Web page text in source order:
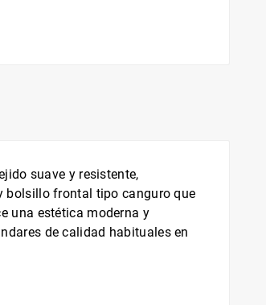
suave y resistente,
bolsillo frontal tipo canguro que
una estética moderna y
de calidad habituales en